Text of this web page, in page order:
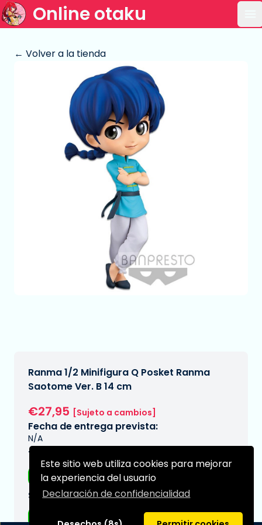
Este sitio web utiliza cookies para mejorar
la experiencia del usuario
Declaración de confidencialidad
Online otaku
← Volver a la tienda
Ranma 1/2 Minifigura Q Posket Ranma
Saotome Ver. B 14 cm
€27,95 [Sujeto a cambios]
Fecha de entrega prevista:
N/A
Tipo:
Figuras de anime
Serie:
Ranma